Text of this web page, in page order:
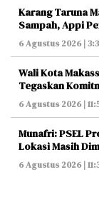
Karang Taruna
Sampah, Appi
6 Agustus 2026 |
Wali Kota
Tegaskan
6 Agustus 2026 |
Munafri: PSEL
Lokasi Masih
6 Agustus 2026 |